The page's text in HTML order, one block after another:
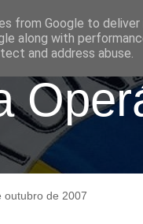
outubro de 2007
from Google to
along with
and address abuse.